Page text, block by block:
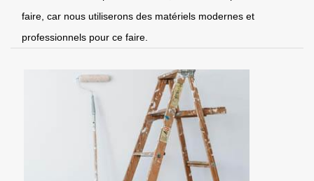
faire, car nous utiliserons des matériels modernes et
professionnels pour ce faire.